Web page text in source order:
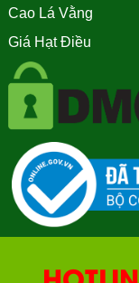
Cao Lá Vằng
Giá Hạt Điều